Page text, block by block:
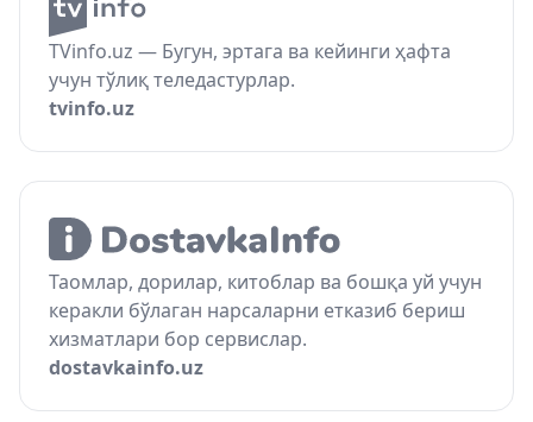
TVinfo.uz — Бугун, эртага ва кейинги ҳафта
учун тўлиқ теледастурлар.
tvinfo.uz
Таомлар, дорилар, китоблар ва бошқа уй учун
керакли бўлаган нарсаларни етказиб бериш
хизматлари бор сервислар.
dostavkainfo.uz